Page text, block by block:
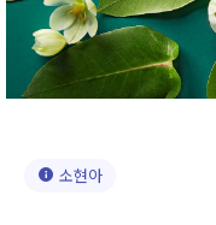
소현아